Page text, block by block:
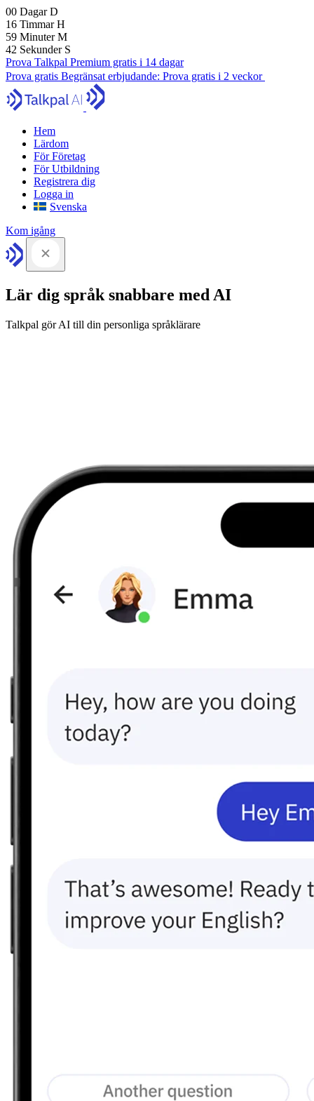
00 DagarD
16 TimmarH
59 MinuterM
42 Sekunder S
Prova Talkpal Premium gratis i 14 dagar
Prova gratis Begränsat erbjudande: Prova gratis i 2 veckor
Hem
Lärdom
För Företag
För Utbildning
Registrera dig
Logga in
Svenska
Kom igång
Lär dig språk snabbare med AI
Talkpal gör AI till din personliga språklärare